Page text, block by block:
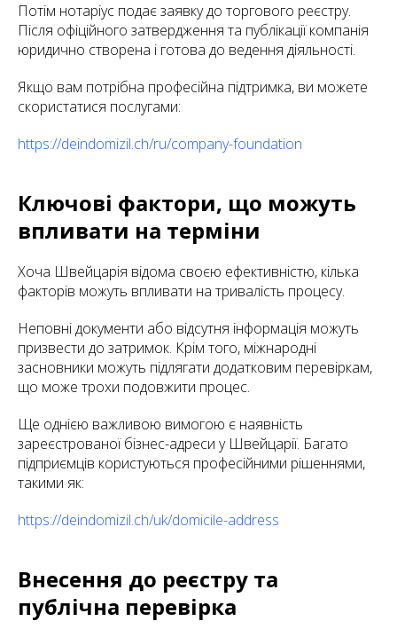
Потім нотаріус подає заявку до торгового реєстру.
Після офіційного затвердження та публікації компанія
юридично створена і готова до ведення діяльності.
Якщо вам потрібна професійна підтримка, ви можете
скористатися послугами:
https://deindomizil.ch/ru/company-foundation
Ключові фактори, що можуть
впливати на терміни
Хоча Швейцарія відома своєю ефективністю, кілька
факторів можуть впливати на тривалість процесу.
Неповні документи або відсутня інформація можуть
призвести до затримок. Крім того, міжнародні
засновники можуть підлягати додатковим перевіркам,
що може трохи подовжити процес.
Ще однією важливою вимогою є наявність
зареєстрованої бізнес-адреси у Швейцарії. Багато
підприємців користуються професійними рішеннями,
такими як:
https://deindomizil.ch/uk/domicile-address
Внесення до реєстру та
публічна перевірка